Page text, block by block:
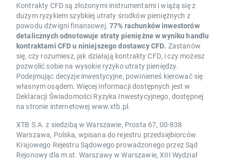
Kontrakty CFD są złożonymi instrumentami i wiążą się z
dużym ryzykiem szybkiej utraty środków pieniężnych z
powodu dźwigni finansowej. 77% rachunków inwestorów
detalicznych odnotowuje straty pieniężne w wyniku handlu
kontraktami CFD u niniejszego dostawcy CFD. Zastanów
się, czy rozumiesz, jak działają kontrakty CFD, i czy możesz
pozwolić sobie na wysokie ryzyko utraty pieniędzy.
Podejmując decyzje inwestycyjne, powinieneś kierować się
własnym osądem. Więcej informacji dostępnych jest w
Deklaracji Świadomości Ryzyka Inwestycyjnego, dostępnej
na stronie internetowej www.xtb.pl.
XTB S.A. z siedzibą w Warszawie, Prosta 67, 00-838
Warszawa, Polska, wpisana do rejestru przedsiębiorców
Krajowego Rejestru Sądowego prowadzonego przez Sąd
Rejonowy dla m.st. Warszawy w Warszawie, XIII Wydział